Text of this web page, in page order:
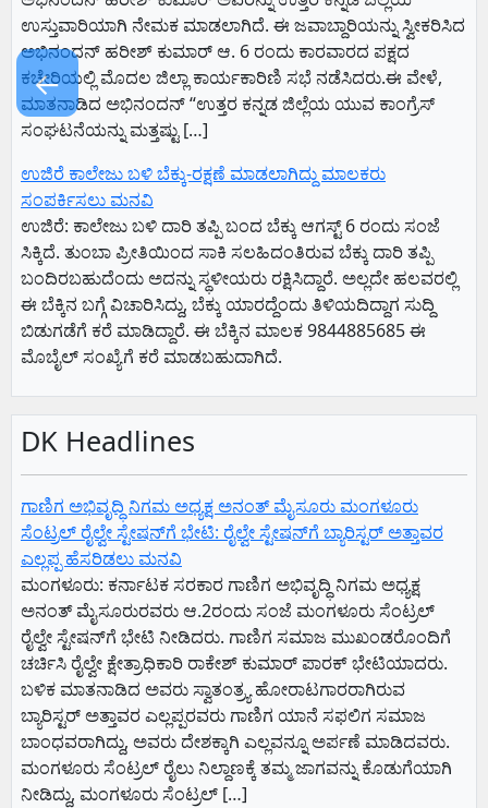
ಉಸ್ತುವಾರಿಯಾಗಿ ನೇಮಕ ಮಾಡಲಾಗಿದೆ. ಈ ಜವಾಬ್ದಾರಿಯನ್ನು ಸ್ವೀಕರಿಸಿದ
ಅಭಿನಂದನ್ ಹರೀಶ್ ಕುಮಾರ್ ಆ. 6 ರಂದು ಕಾರವಾರದ ಪಕ್ಷದ
ಕಚೇರಿಯಲ್ಲಿ ಮೊದಲ ಜಿಲ್ಲಾ ಕಾರ್ಯಕಾರಿಣಿ ಸಭೆ ನಡೆಸಿದರು.ಈ ವೇಳೆ,
ಮಾತನಾಡಿದ ಅಭಿನಂದನ್ “ಉತ್ತರ ಕನ್ನಡ ಜಿಲ್ಲೆಯ ಯುವ ಕಾಂಗ್ರೆಸ್
ಸಂಘಟನೆಯನ್ನು ಮತ್ತಷ್ಟು […]
ಉಜಿರೆ ಕಾಲೇಜು ಬಳಿ ಬೆಕ್ಕು-ರಕ್ಷಣೆ ಮಾಡಲಾಗಿದ್ದು ಮಾಲಕರು
ಸಂಪರ್ಕಿಸಲು ಮನವಿ
ಉಜಿರೆ: ಕಾಲೇಜು ಬಳಿ ದಾರಿ ತಪ್ಪಿ ಬಂದ ಬೆಕ್ಕು ಆಗಸ್ಟ್ 6 ರಂದು ಸಂಜೆ
ಸಿಕ್ಕಿದೆ.‌ ತುಂಬಾ ಪ್ರೀತಿಯಿಂದ ಸಾಕಿ ಸಲಹಿದಂತಿರುವ ಬೆಕ್ಕು ದಾರಿ ತಪ್ಪಿ
ಬಂದಿರಬಹುದೆಂದು ಅದನ್ನು ಸ್ಥಳೀಯರು ರಕ್ಷಿಸಿದ್ದಾರೆ. ಅಲ್ಲದೇ ಹಲವರಲ್ಲಿ
ಈ ಬೆಕ್ಕಿನ ಬಗ್ಗೆ ವಿಚಾರಿಸಿದ್ದು, ಬೆಕ್ಕು ಯಾರದ್ದೆಂದು ತಿಳಿಯದಿದ್ದಾಗ ಸುದ್ದಿ
ಬಿಡುಗಡೆಗೆ ಕರೆ ಮಾಡಿದ್ದಾರೆ. ಈ ಬೆಕ್ಕಿನ ಮಾಲಕ 9844885685 ಈ
ಮೊಬೈಲ್ ಸಂಖ್ಯೆಗೆ ಕರೆ ಮಾಡಬಹುದಾಗಿದೆ.
DK Headlines
ಗಾಣಿಗ ಅಭಿವೃದ್ಧಿ ನಿಗಮ ಅಧ್ಯಕ್ಷ‌ ಅನಂತ್‌ ಮೈಸೂರು ಮಂಗಳೂರು
ಸೆಂಟ್ರಲ್‌ ರೈಲ್ವೇ ಸ್ಟೇಷನ್‌ಗೆ ಭೇಟಿ: ರೈಲ್ವೇ ಸ್ಟೇಷನ್‌ಗೆ ಬ್ಯಾರಿಸ್ಟರ್‌ ಅತ್ತಾವರ
ಎಲ್ಲಪ್ಪ ಹೆಸರಿಡಲು ಮನವಿ
ಮಂಗಳೂರು: ಕರ್ನಾಟಕ ಸರಕಾರ ಗಾಣಿಗ ಅಭಿವೃದ್ಧಿ ನಿಗಮ ಅಧ್ಯಕ್ಷ‌
ಅನಂತ್‌ ಮೈಸೂರುರವರು ಆ.2ರಂದು ಸಂಜೆ ಮಂಗಳೂರು ಸೆಂಟ್ರಲ್‌
ರೈಲ್ವೇ ಸ್ಟೇಷನ್‌ಗೆ ಭೇಟಿ ನೀಡಿದರು. ಗಾಣಿಗ ಸಮಾಜ ಮುಖಂಡರೊಂದಿಗೆ
ಚರ್ಚಿಸಿ ರೈಲ್ವೇ ಕ್ಷೇತ್ರಾಧಿಕಾರಿ ರಾಕೇಶ್‌ ಕುಮಾರ್‌ ಪಾರಕ್‌ ಭೇಟಿಯಾದರು.
ಬಳಿಕ ಮಾತನಾಡಿದ ಅವರು ಸ್ವಾತಂತ್ರ್ಯ ಹೋರಾಟಗಾರರಾಗಿರುವ
ಬ್ಯಾರಿಸ್ಟರ್‌ ಅತ್ತಾವರ ಎಲ್ಲಪ್ಪರವರು ಗಾಣಿಗ ಯಾನೆ ಸಫಲಿಗ ಸಮಾಜ
ಬಾಂಧವರಾಗಿದ್ದು, ಅವರು ದೇಶಕ್ಕಾಗಿ ಎಲ್ಲವನ್ನೂ ಅರ್ಪಣೆ ಮಾಡಿದವರು.
ಮಂಗಳೂರು ಸೆಂಟ್ರಲ್‌ ರೈಲು ನಿಲ್ದಾಣಕ್ಕೆ ತಮ್ಮ ಜಾಗವನ್ನು ಕೊಡುಗೆಯಾಗಿ
ನೀಡಿದ್ದು, ಮಂಗಳೂರು ಸೆಂಟ್ರಲ್‌ […]
←